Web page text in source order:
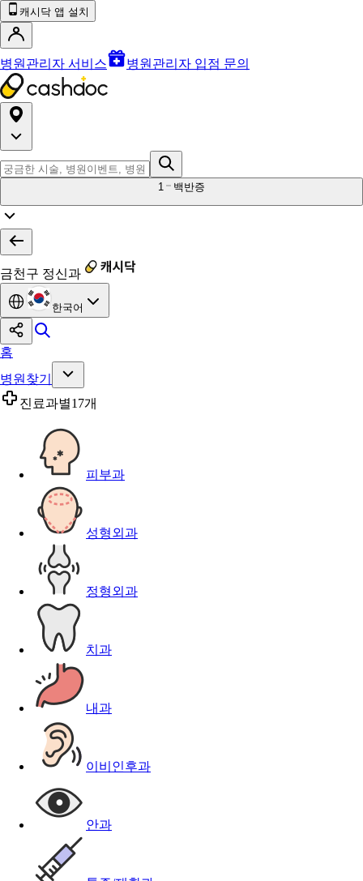
캐시닥 앱 설치
병원관리자 서비스 병원관리자 입점 문의
1 백반증
금천구 정신과
한국어
홈
병원찾기
진료과별17개
피부과
성형외과
정형외과
치과
내과
이비인후과
안과